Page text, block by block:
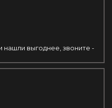
нашли выгоднее, звоните -